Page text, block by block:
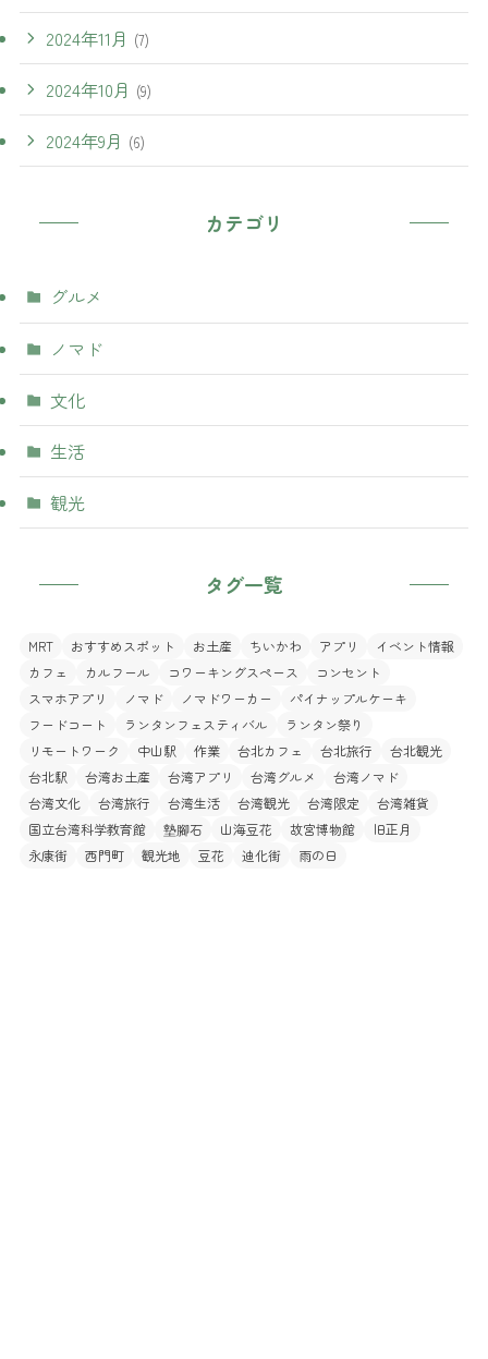
2024年11月 (7)
2024年10月 (9)
2024年9月 (6)
カテゴリ
グルメ
ノマド
文化
生活
観光
タグ一覧
MRT おすすめスポット お土産 ちいかわ アプリ
イベント情報
カフェ
カルフール コワーキングスペース
コンセント
スマホアプリ
ノマド ノマドワーカー
パイナップルケーキ
フードコート
ランタンフェスティバル
ランタン祭り
リモートワーク
中山駅 作業 台北カフェ 台北旅行
台北観光
台北駅
台湾お土産 台湾アプリ 台湾グルメ
台湾ノマド
台湾文化
台湾旅行 台湾生活 台湾観光 台湾限定
台湾雑貨
国立台湾科学教育館
墊腳石 山海豆花 故宮博物館
旧正月
永康街
西門町 観光地 豆花 迪化街 雨の日